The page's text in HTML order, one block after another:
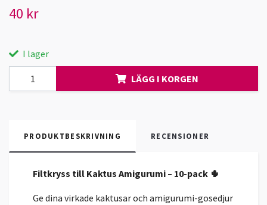
40 kr
I lager
LÄGG I KORGEN
PRODUKTBESKRIVNING RECENSIONER
Filtkryss till Kaktus Amigurumi – 10-pack 🌵
Ge dina virkade kaktusar och amigurumi-gosedjur